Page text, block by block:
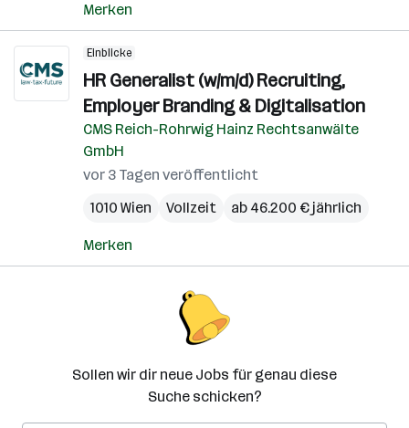
Merken
Einblicke
HR Generalist (w/m/d) Recruiting,
Employer Branding & Digitalisation
CMS Reich-Rohrwig Hainz Rechtsanwälte
GmbH
vor 3 Tagen veröffentlicht
1010 Wien
Vollzeit ab 46.200 € jährlich
Merken
Sollen wir dir neue Jobs für genau diese
Suche schicken?